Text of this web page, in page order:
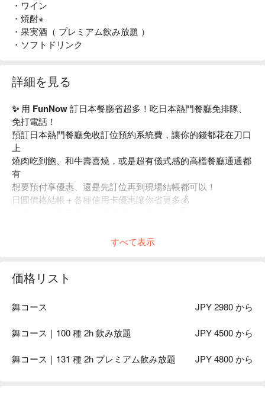
・ワイン
・焼酎※
・果実酒（ プレミアム飲み放題 ）
・ソフトドリンク
詳細を見る
✨ 用 FunNow 訂日本餐廳省超多！吃日本熱門餐廳免排隊、
免打電話！
預訂日本熱門餐廳免收訂位預約系統費，讓你的錢都花在刀口
上
燒肉吃到飽、和牛壽喜燒，或是超有儀式感的高檔餐廳通通都
有
想要預付享優惠、還是先訂位再到現場結帳都可以！
日圓價格結帳＋各種信用卡優惠讓你省更多💰
すべて表示
価格リスト
舞コース JPY 2980 から
舞コース｜100 種 2h 飲み放題 JPY 4500 から
舞コース｜131 種 2h プレミアム飲み放題 JPY 4800 から